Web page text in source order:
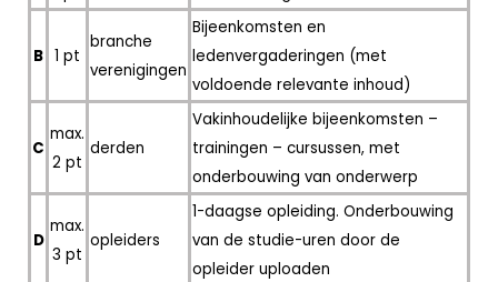
B 1 pt
branche
verenigingen
Bijeenkomsten en
ledenvergaderingen (met
voldoende relevante inhoud)
C
max.
2 pt
derden
Vakinhoudelijke bijeenkomsten –
trainingen – cursussen, met
onderbouwing van onderwerp
D
max.
3 pt
opleiders
1-daagse opleiding. Onderbouwing
van de studie-uren door de
opleider uploaden